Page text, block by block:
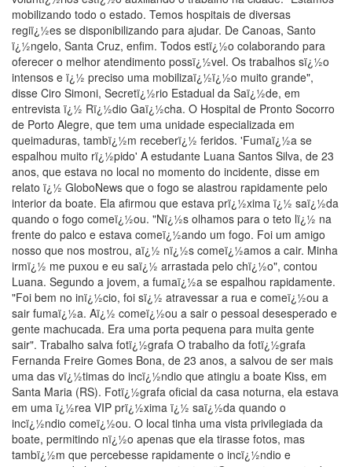
mobilizando todo o estado. Temos hospitais de diversas
regiï¿½es se disponibilizando para ajudar. De Canoas, Santo
ï¿½ngelo, Santa Cruz, enfim. Todos estï¿½o colaborando para
oferecer o melhor atendimento possï¿½vel. Os trabalhos sï¿½o
intensos e ï¿½ preciso uma mobilizaï¿½ï¿½o muito grande",
disse Ciro Simoni, Secretï¿½rio Estadual da Saï¿½de, em
entrevista ï¿½ Rï¿½dio Gaï¿½cha. O Hospital de Pronto Socorro
de Porto Alegre, que tem uma unidade especializada em
queimaduras, tambï¿½m receberï¿½ feridos. 'Fumaï¿½a se
espalhou muito rï¿½pido' A estudante Luana Santos Silva, de 23
anos, que estava no local no momento do incidente, disse em
relato ï¿½ GloboNews que o fogo se alastrou rapidamente pelo
interior da boate. Ela afirmou que estava prï¿½xima ï¿½ saï¿½da
quando o fogo comeï¿½ou. "Nï¿½s olhamos para o teto lï¿½ na
frente do palco e estava comeï¿½ando um fogo. Foi um amigo
nosso que nos mostrou, aï¿½ nï¿½s comeï¿½amos a cair. Minha
irmï¿½ me puxou e eu saï¿½ arrastada pelo chï¿½o", contou
Luana. Segundo a jovem, a fumaï¿½a se espalhou rapidamente.
"Foi bem no inï¿½cio, foi sï¿½ atravessar a rua e comeï¿½ou a
sair fumaï¿½a. Aï¿½ comeï¿½ou a sair o pessoal desesperado e
gente machucada. Era uma porta pequena para muita gente
sair". Trabalho salva fotï¿½grafa O trabalho da fotï¿½grafa
Fernanda Freire Gomes Bona, de 23 anos, a salvou de ser mais
uma das vï¿½timas do incï¿½ndio que atingiu a boate Kiss, em
Santa Maria (RS). Fotï¿½grafa oficial da casa noturna, ela estava
em uma ï¿½rea VIP prï¿½xima ï¿½ saï¿½da quando o
incï¿½ndio comeï¿½ou. O local tinha uma vista privilegiada da
boate, permitindo nï¿½o apenas que ela tirasse fotos, mas
tambï¿½m que percebesse rapidamente o incï¿½ndio e